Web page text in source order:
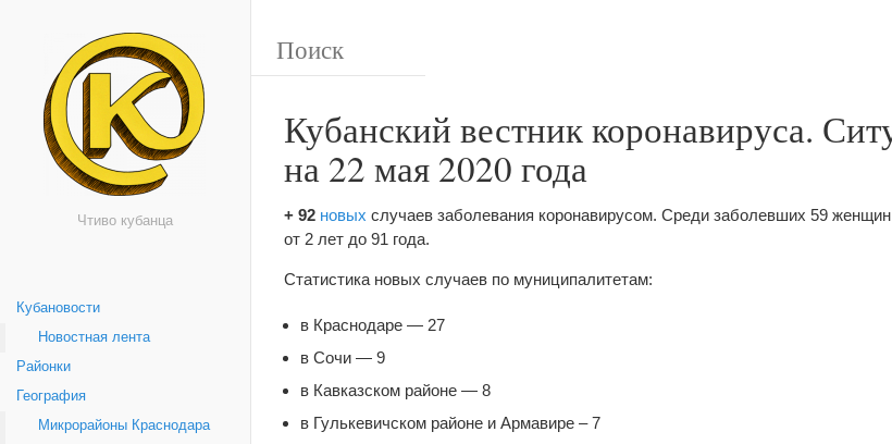
Чтиво кубанца
Кубановости
Новостная лента
Районки
География
Микрорайоны Краснодара
Кубанский вестник коронавируса.
на 22 мая 2020 года
+ 92 новых случаев заболевания коронавирусом. Среди заболевших 59
от 2 лет до 91 года.
Статистика новых случаев по муниципалитетам:
в Краснодаре — 27
в Сочи — 9
в Кавказском районе — 8
в Гулькевичском районе и Армавире – 7